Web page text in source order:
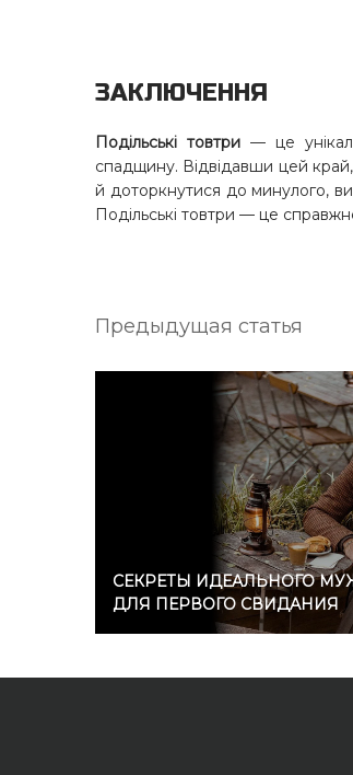
ЗАКЛЮЧЕННЯ
Подільські товтри — це
спадщину. Відвідавши цей
й доторкнутися до минулого,
Подільські товтри — це
Предыдущая статья
СЕКРЕТЫ ИДЕАЛЬНОГО
ДЛЯ ПЕРВОГО СВИДАНИЯ